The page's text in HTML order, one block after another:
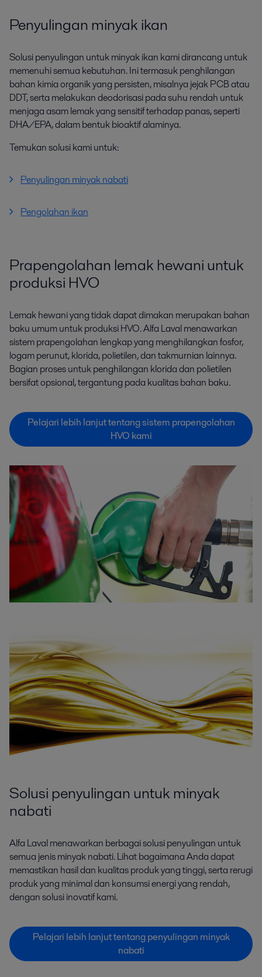
Penyulingan minyak ikan
Solusi penyulingan untuk minyak ikan kami dirancang untuk
memenuhi semua kebutuhan. Ini termasuk penghilangan
bahan kimia organik yang persisten, misalnya jejak PCB atau
DDT, serta melakukan deodorisasi pada suhu rendah untuk
menjaga asam lemak yang sensitif terhadap panas, seperti
DHA/EPA, dalam bentuk bioaktif alaminya.
Temukan solusi kami untuk:
Penyulingan minyak nabati
Pengolahan ikan
Prapengolahan lemak hewani untuk
produksi HVO
Lemak hewani yang tidak dapat dimakan merupakan bahan
baku umum untuk produksi HVO. Alfa Laval menawarkan
sistem prapengolahan lengkap yang menghilangkan fosfor,
logam perunut, klorida, polietilen, dan takmurnian lainnya.
Bagian proses untuk penghilangan klorida dan polietilen
bersifat opsional, tergantung pada kualitas bahan baku.
Pelajari lebih lanjut tentang sistem prapengolahan
HVO kami
Solusi penyulingan untuk minyak
nabati
Alfa Laval menawarkan berbagai solusi penyulingan untuk
semua jenis minyak nabati. Lihat bagaimana Anda dapat
memastikan hasil dan kualitas produk yang tinggi, serta rerugi
produk yang minimal dan konsumsi energi yang rendah,
dengan solusi inovatif kami.
Pelajari lebih lanjut tentang penyulingan minyak
nabati